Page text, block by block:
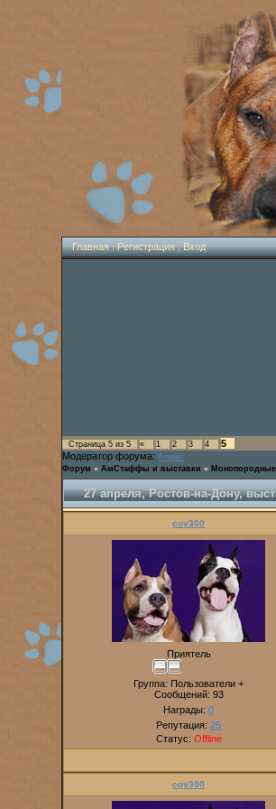
Главная|Регистрация|Вход
Страница 5 из 5 « 1 2 3 4
5
Модератор форума: Amulet
Форум » АмСтаффы и выставки » Монопородные
27 апреля, Ростов-на-Дону,
coy300
Приятель
Группа: Пользователи +
Сообщений: 93
Награды: 0
Репутация: 25
Статус: Offline
coy300